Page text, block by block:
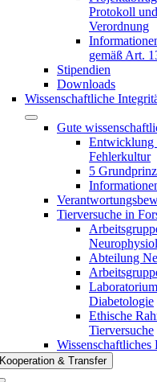
Protokoll
Verordnung
gemäß Art.
Stipendien
Downloads
Wissenschaftliche
Gute
Entwicklung
Fehlerkultur
5
Tierversuche in
Abteilung
Diabetologie
Ethische
Tierversuche
Wissenschaftliches
Kooperation & Transfer